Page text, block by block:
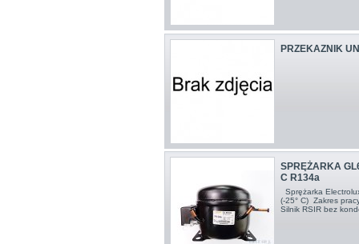
PRZEKAZNIK
SPRĘŻARKA
C R134a
Sprężarka
(-25° C) Zakres
Silnik RSIR bez